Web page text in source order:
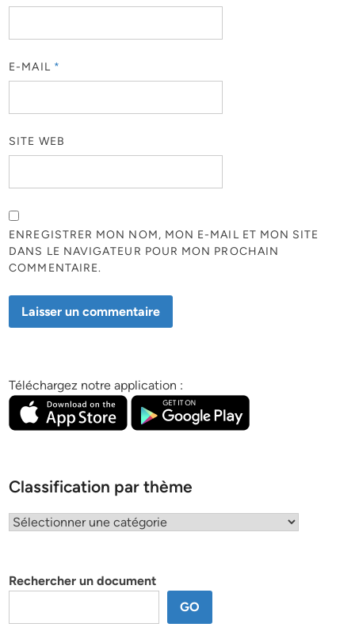
E-MAIL *
SITE WEB
ENREGISTRER MON NOM, MON E-MAIL ET MON SITE
DANS LE NAVIGATEUR POUR MON PROCHAIN
COMMENTAIRE.
Téléchargez notre application :
Classification par thème
Classification
Rechercher un document
GO